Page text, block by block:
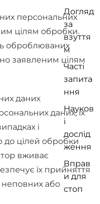
Догляд
за
взуття
м
Часті
запита
ння
Науков
і
дослід
ження
Вправ
и для
стоп
персональних
цілям обробки.
оброблюваних
заявленим цілям
даних
даних, їх
і
до цілей обробки
вживає
їх прийняття
або